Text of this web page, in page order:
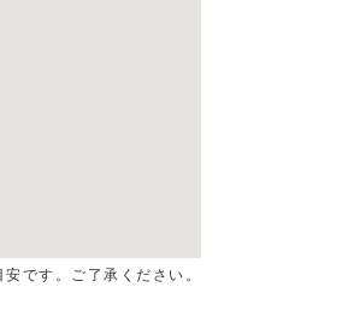
です。ご了承ください。